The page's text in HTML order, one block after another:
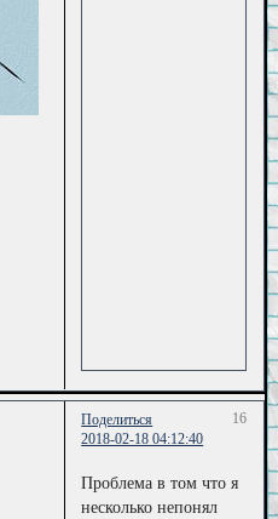
Поделиться
16
2018-02-18 04:12:40
Проблема в том что я
несколько непонял